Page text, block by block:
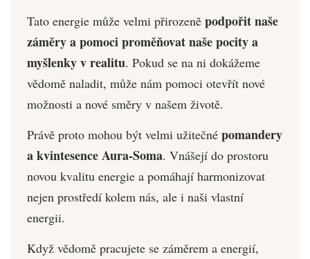
Tato energie může velmi přirozeně podpořit naše
záměry a pomoci proměňovat naše pocity a
myšlenky v realitu. Pokud se na ni dokážeme
vědomě naladit, může nám pomoci otevřít nové
možnosti a nové směry v našem životě.
Právě proto mohou být velmi užitečné pomandery
a kvintesence Aura-Soma. Vnášejí do prostoru
novou kvalitu energie a pomáhají harmonizovat
nejen prostředí kolem nás, ale i naši vlastní
energii.
Když vědomě pracujete se záměrem a energií,